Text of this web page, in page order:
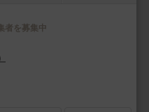
者を募集中